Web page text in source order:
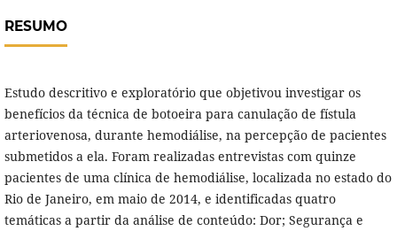
RESUMO
Estudo descritivo e exploratório que objetivou investigar os
benefícios da técnica de botoeira para canulação de fístula
arteriovenosa, durante hemodiálise, na percepção de pacientes
submetidos a ela. Foram realizadas entrevistas com quinze
pacientes de uma clínica de hemodiálise, localizada no estado do
Rio de Janeiro, em maio de 2014, e identificadas quatro
temáticas a partir da análise de conteúdo: Dor; Segurança e